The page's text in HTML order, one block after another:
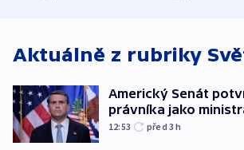
Aktuálně z rubriky
Americký Senát
právníka jako
12:53 před 3h